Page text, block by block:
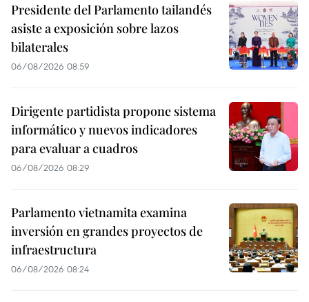
Presidente del Parlamento tailandés
asiste a exposición sobre lazos
bilaterales
06/08/2026 08:59
Dirigente partidista propone sistema
informático y nuevos indicadores
para evaluar a cuadros
06/08/2026 08:29
Parlamento vietnamita examina
inversión en grandes proyectos de
infraestructura
06/08/2026 08:24